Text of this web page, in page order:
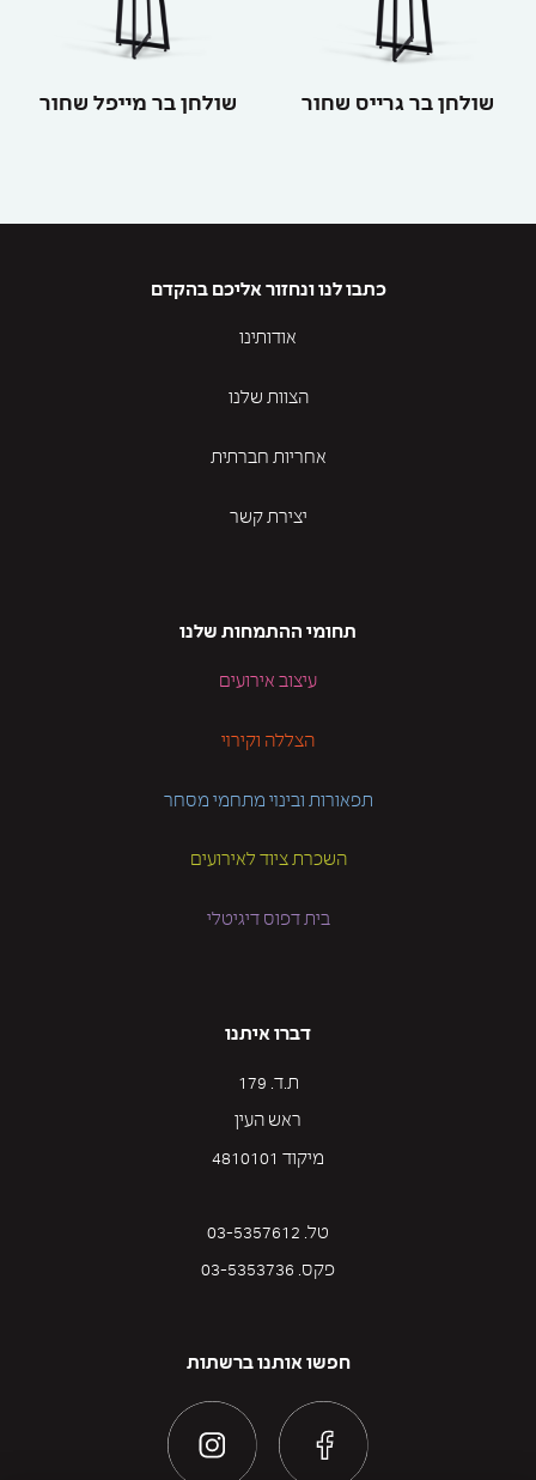
שולחן בר גרייס שחור שולחן בר מייפל שחור
כתבו לנו ונחזור אליכם בהקדם
אודותינו
הצוות שלנו
אחריות חברתית
יצירת קשר
תחומי ההתמחות שלנו
עיצוב אירועים
הצללה וקירוי
תפאורות ובינוי מתחמי מסחר
השכרת ציוד לאירועים
בית דפוס דיגיטלי
דברו איתנו
ת.ד. 179
ראש העין
מיקוד 4810101
טל. 03-5357612
פקס. 03-5353736
חפשו אותנו ברשתות